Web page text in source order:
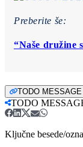
Preberite še:
“Naše družine
TODO MESSAGE
TODO
Ključne besede/